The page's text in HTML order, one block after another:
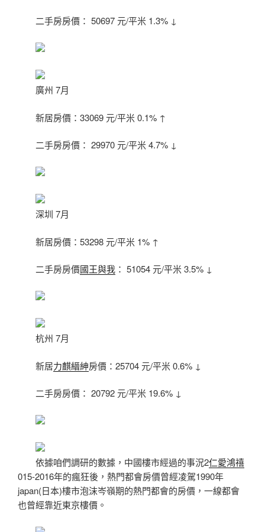
二手房房價： 50697 元/平米 1.3% ↓
廣州 7月
新居房價：33069 元/平米 0.1% ↑
二手房房價： 29970 元/平米 4.7% ↓
深圳 7月
新居房價：53298 元/平米 1% ↑
二手房房價國王與我 ： 51054 元/平米 3.5% ↓
杭州 7月
新居力麒縉紳房價：25704 元/平米 0.6% ↓
二手房房價： 20792 元/平米 19.6% ↓
依據咱們調研的數據，中國樓市經過的事況2仁愛鴻禧
015-2016年的瘋狂後，熱門都會房價曾經凌駕1990年
japan(日本)樓市泡沫岑嶺期的熱門都會的房價，一線都會
也曾經靠近東京樓價。